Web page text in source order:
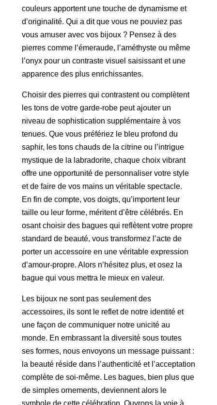
couleurs apportent une touche de dynamisme et
d’originalité. Qui a dit que vous ne pouviez pas
vous amuser avec vos bijoux ? Pensez à des
pierres comme l’émeraude, l’améthyste ou même
l’onyx pour un contraste visuel saisissant et une
apparence des plus enrichissantes.
Choisir des pierres qui contrastent ou complètent
les tons de votre garde-robe peut ajouter un
niveau de sophistication supplémentaire à vos
tenues. Que vous préfériez le bleu profond du
saphir, les tons chauds de la citrine ou l’intrigue
mystique de la labradorite, chaque choix vibrant
offre une opportunité de personnaliser votre style
et de faire de vos mains un véritable spectacle.
En fin de compte, vos doigts, qu’importent leur
taille ou leur forme, méritent d’être célébrés. En
osant choisir des bagues qui reflètent votre propre
standard de beauté, vous transformez l’acte de
porter un accessoire en une véritable expression
d’amour-propre. Alors n’hésitez plus, et osez la
bague qui vous mettra le mieux en valeur.
Les bijoux ne sont pas seulement des
accessoires, ils sont le reflet de notre identité et
une façon de communiquer notre unicité au
monde. En embrassant la diversité sous toutes
ses formes, nous envoyons un message puissant :
la beauté réside dans l’authenticité et l’acceptation
complète de soi-même. Les bagues, bien plus que
de simples ornements, deviennent alors le
symbole de cette célébration. Ouvrons la voie à